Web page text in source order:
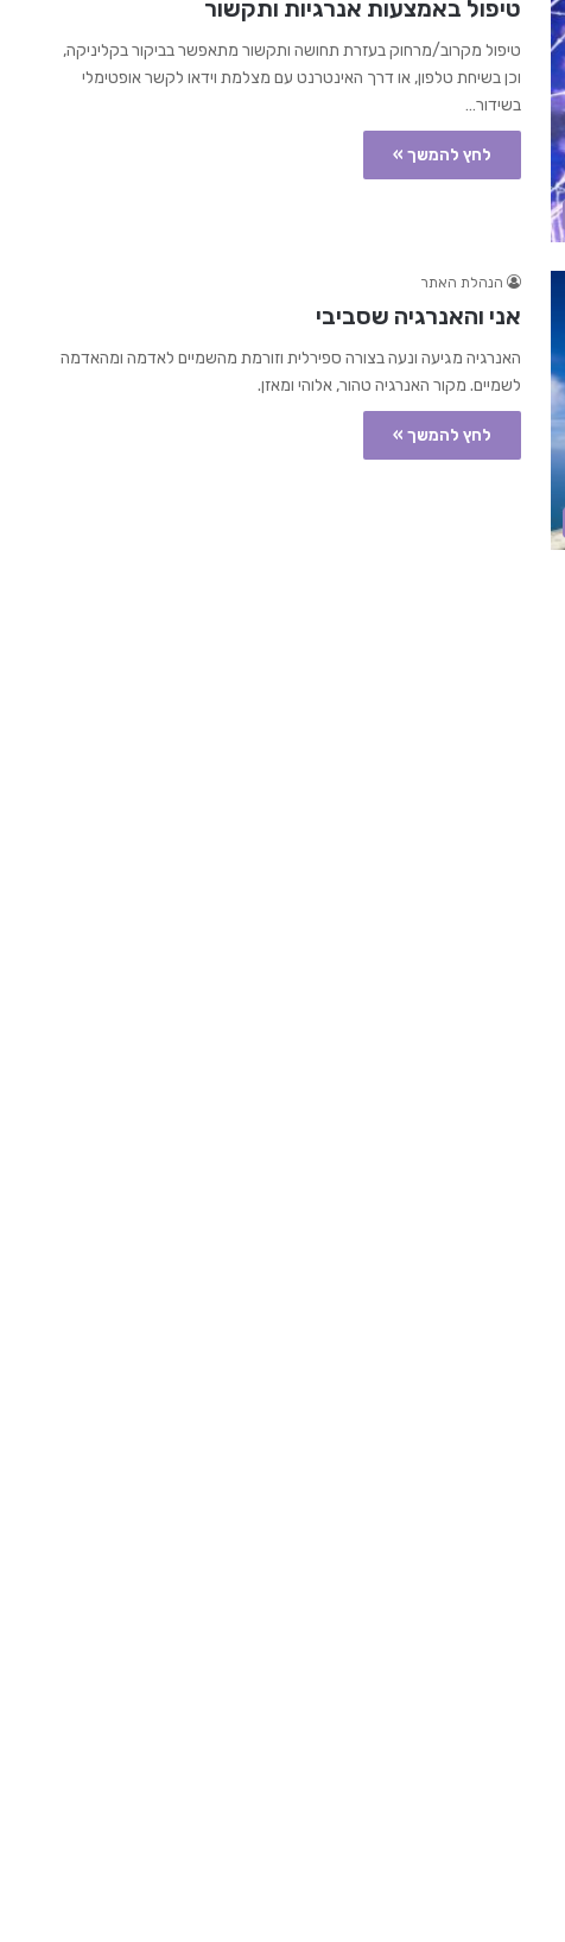
טיפול באמצעות אנרגיות ותקשור
טיפול מקרוב/מרחוק בעזרת תחושה ותקשור מתאפשר בביקור בקליניקה,
וכן בשיחת טלפון, או דרך האינטרנט עם מצלמת וידאו לקשר אופטימלי
בשידור…
לחץ להמשך »
הנהלת האתר
אני והאנרגיה שסביבי
האנרגיה מגיעה ונעה בצורה ספירלית וזורמת מהשמיים לאדמה ומהאדמה
לשמיים. מקור האנרגיה טהור, אלוהי ומאזן.
לחץ להמשך »